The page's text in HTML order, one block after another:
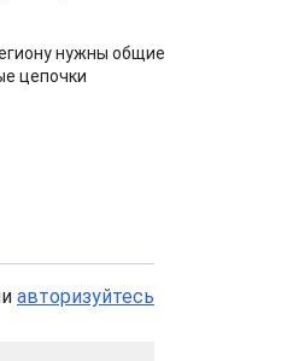
нужны общие
цепочки
авторизуйтесь